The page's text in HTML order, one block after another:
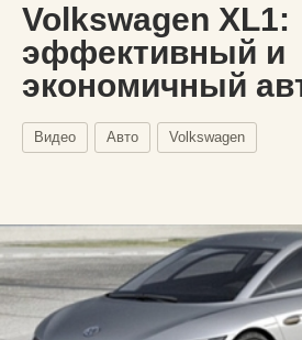
Volkswagen XL1:
эффективный и
экономичный
Видео Авто Volkswagen